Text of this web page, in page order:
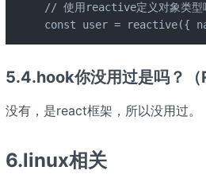
// 使用reactive定义对象类型
const user = reactive({
5.4.hook你没用过是吗？（
没有，是react框架，所以没用过。
6.linux相关